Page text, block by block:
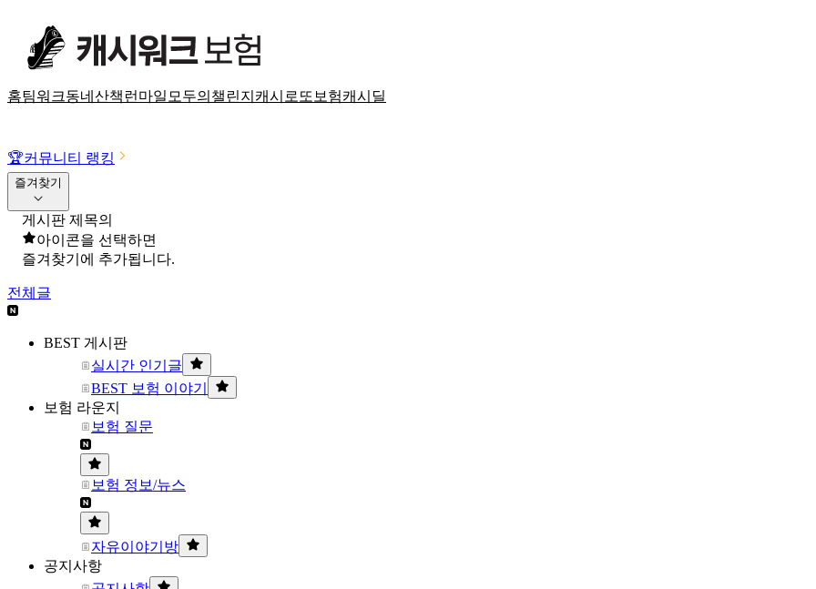
홈팀워크동네산책 런마일 모두의챌린지 캐시로또 보험캐시딜
🏆커뮤니티 랭킹
즐겨찾기
게시판 제목의
아이콘을 선택하면
즐겨찾기에 추가됩니다.
전체글
BEST 게시판
실시간 인기글
BEST 보험 이야기
보험 라운지
보험 질문
보험 정보/뉴스
자유이야기방
공지사항